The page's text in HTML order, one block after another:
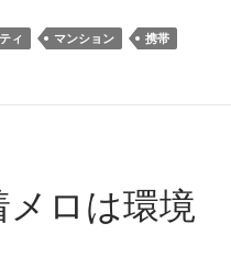
ィ マンション 携帯
ロは環境